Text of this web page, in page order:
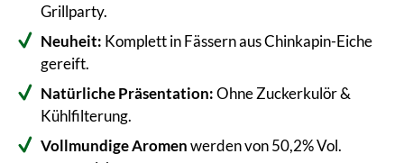
Grillparty.
Neuheit: Komplett in Fässern aus Chinkapin-Eiche
gereift.
Natürliche Präsentation:Ohne Zuckerkulör &
Kühlfilterung.
Vollmundige Aromenwerden von 50,2% Vol.